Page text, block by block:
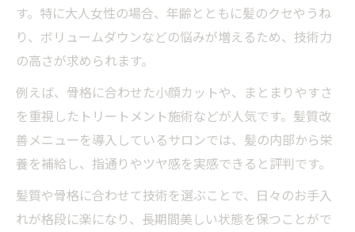
す。特に大人女性の場合、年齢とともに髪のクセやうね
り、ボリュームダウンなどの悩みが増えるため、技術力
の高さが求められます。
例えば、骨格に合わせた小顔カットや、まとまりやすさ
を重視したトリートメント施術などが人気です。髪質改
善メニューを導入しているサロンでは、髪の内部から栄
養を補給し、指通りやツヤ感を実感できると評判です。
髪質や骨格に合わせて技術を選ぶことで、日々のお手入
れが格段に楽になり、長期間美しい状態を保つことがで